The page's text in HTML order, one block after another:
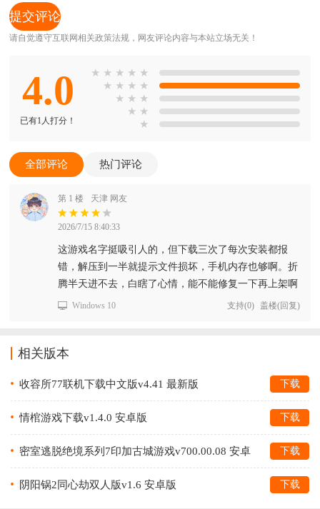
请自觉遵守互联网相关政策法规，网友评论内容与本站立场无关！
4.0
已有1人打分！
★ ★ ★ ★ ★
★ ★ ★ ★
★ ★ ★
★ ★
★
全部评论 热门评论
第 1 楼 天津 网友
2026/7/15 8:40:33
这游戏名字挺吸引人的，但下载三次了每次安装都报
错，解压到一半就提示文件损坏，手机内存也够啊。折
腾半天进不去，白瞎了心情，能不能修复一下再上架啊
Windows 10 支持(0) 盖楼(回复)
相关版本
收容所77联机下载中文版v4.41 最新版 下载
情棺游戏下载v1.4.0 安卓版 下载
密室逃脱绝境系列7印加古城游戏v700.00.08 安卓
下载
阴阳锅2同心劫双人版v1.6 安卓版 下载